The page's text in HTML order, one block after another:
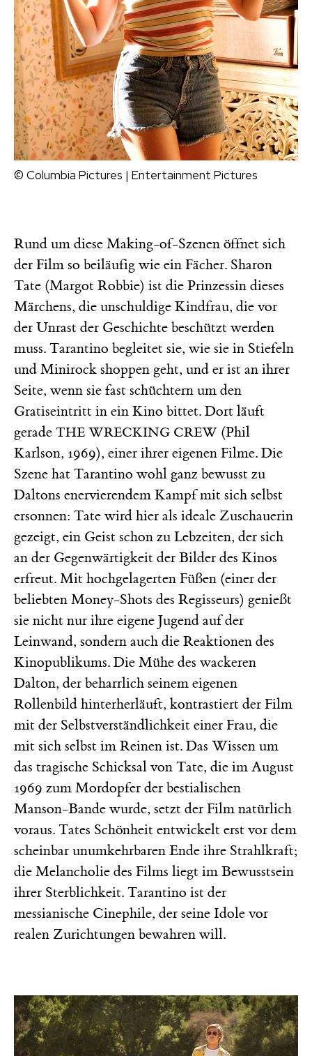
© Columbia Pictures | Entertainment Pictures
Rund um diese Making-of-Szenen öffnet sich
der Film so beiläufig wie ein Fächer. Sharon
Tate (Margot Robbie) ist die Prinzessin dieses
Märchens, die unschuldige Kindfrau, die vor
der Unrast der Geschichte beschützt werden
muss. Tarantino begleitet sie, wie sie in Stiefeln
und Minirock shoppen geht, und er ist an ihrer
Seite, wenn sie fast schüchtern um den
Gratiseintritt in ein Kino bittet. Dort läuft
gerade THE WRECKING CREW (Phil
Karlson, 1969), einer ihrer eigenen Filme. Die
Szene hat Tarantino wohl ganz bewusst zu
Daltons enervierendem Kampf mit sich selbst
ersonnen: Tate wird hier als ideale Zuschauerin
gezeigt, ein Geist schon zu Lebzeiten, der sich
an der Gegenwärtigkeit der Bilder des Kinos
erfreut. Mit hochgelagerten Füßen (einer der
beliebten Money-Shots des Regisseurs) genießt
sie nicht nur ihre eigene Jugend auf der
Leinwand, sondern auch die Reaktionen des
Kinopublikums. Die Mühe des wackeren
Dalton, der beharrlich seinem eigenen
Rollenbild hinterherläuft, kontrastiert der Film
mit der Selbstverständlichkeit einer Frau, die
mit sich selbst im Reinen ist. Das Wissen um
das tragische Schicksal von Tate, die im August
1969 zum Mordopfer der bestialischen
Manson-Bande wurde, setzt der Film natürlich
voraus. Tates Schönheit entwickelt erst vor dem
scheinbar unumkehrbaren Ende ihre Strahlkraft;
die Melancholie des Films liegt im Bewusstsein
ihrer Sterblichkeit. Tarantino ist der
messianische Cinephile, der seine Idole vor
realen Zurichtungen bewahren will.